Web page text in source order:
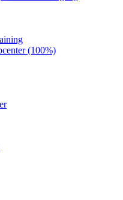
(100%)